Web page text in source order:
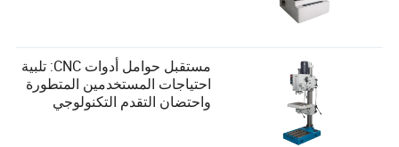
مستقبل حوامل أدوات CNC: تلبية
احتياجات المستخدمين المتطورة
واحتضان التقدم التكنولوجي